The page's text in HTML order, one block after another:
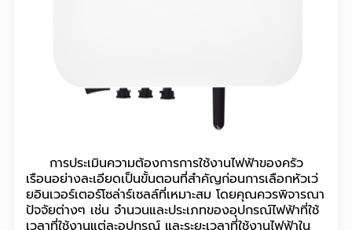
การประเมินความต้องการการใช้งานไฟฟ้าของครัว
เรือนอย่างละเอียดเป็นขั้นตอนที่สำคัญก่อนการเลือกหัวเว่
ยอินเวอร์เตอร์โซล่าร์เซลล์ที่เหมาะสม โดยคุณควรพิจารณา
ปัจจัยต่างๆ เช่น จำนวนและประเภทของอุปกรณ์ไฟฟ้าที่ใช้